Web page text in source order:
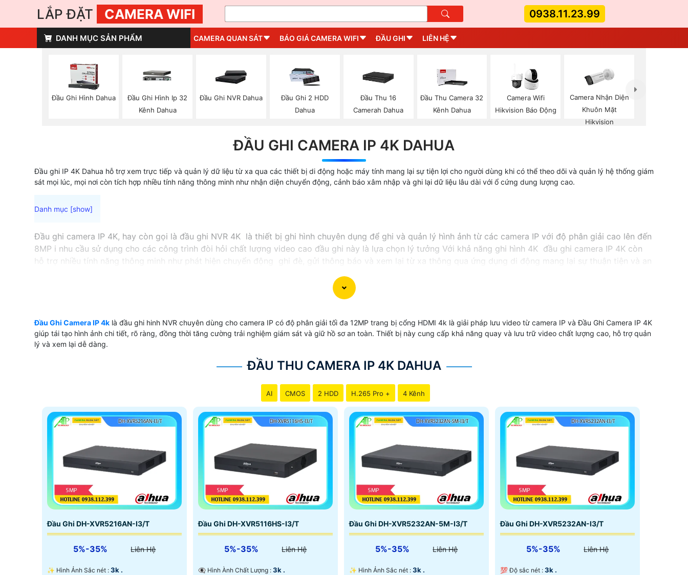
LẮP ĐẶT CAMERA WIFI 0938.11.23.99
DANH MỤC SẢN PHẨM CAMERA QUAN SÁT BÁO GIÁ CAMERA WIFI ĐẦU GHI LIÊN HỆ
Đầu Ghi Hình Dahua
Đầu Ghi Hình Ip 32
Kênh Dahua
Đầu Ghi NVR Dahua
Đầu Ghi 2 HDD
Dahua
Đầu Thu 16
Camerah Dahua
Đầu Thu Camera 32
Kênh Dahua
Camera Wifi
Hikvision Báo Động
Camera Nhận Diện
Khuôn Mặt
Hikvision
ĐẦU GHI CAMERA IP 4K DAHUA
Đầu ghi IP 4K Dahua hỗ trợ xem trực tiếp và quản lý dữ liệu từ xa qua các thiết bị di động hoặc máy tính mang lại sự tiện lợi cho người dùng khi có thể theo dõi và quản lý hệ thống giám
sát mọi lúc, mọi nơi còn tích hợp nhiều tính năng thông minh như nhận diện chuyển động, cảnh báo xâm nhập và ghi lại dữ liệu lâu dài với ổ cứng dung lượng cao.
Đầu ghi camera IP 4K, hay còn gọi là đầu ghi NVR 4K là thiết bị ghi hình chuyên dụng để ghi và quản lý hình ảnh từ các camera IP với độ phân giải cao lên đến
8MP i nhu cầu sử dụng cho các công trình đòi hỏi chất lượng video cao đầu ghi này là lựa chọn lý tưởng Với khả năng ghi hình 4K đầu ghi camera IP 4K còn
hỗ trợ nhiều tính năng thông minh như phát hiện chuyển động ghi đè, gửi thông báo và xem lại từ xa thông qua ứng dụng di động mang lại sự thuận tiện và an
Đầu Ghi Camera IP 4k là đầu ghi hinh NVR chuyên dùng cho camera IP có độ phân giải tối đa 12MP trang bị cổng HDMI 4k là giải pháp lưu video từ camera IP và Đầu Ghi Camera IP 4K
giúp tái tạo hình ảnh chi tiết, rõ ràng, đồng thời tăng cường trải nghiệm giám sát và giữ hồ sơ an toàn. Thiết bị này cung cấp khả năng quay và lưu trữ video chất lượng cao, hỗ trợ quản
lý và xem lại dễ dàng.
ĐẦU THU CAMERA IP 4K DAHUA
AI CMOS 2 HDD H.265 Pro + 4 Kênh
Đầu Ghi DH-XVR5216AN-I3/T
5%-35% Liên Hệ
✨ Hình Ảnh Sắc nét : 3k .
Đầu Ghi DH-XVR5116HS-I3/T
5%-35% Liên Hệ
👁️‍🗨 Hình Ành Chất Lượng : 3k .
Đầu Ghi DH-XVR5232AN-5M-I3/T
5%-35% Liên Hệ
✨ Hình Ảnh Sắc nét : 3k .
Đầu Ghi DH-XVR5232AN-I3/T
5%-35% Liên Hệ
💯 Độ sắc nét : 3k .